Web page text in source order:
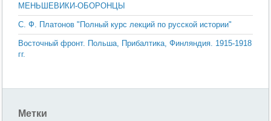
МЕНЬШЕВИКИ-ОБОРОНЦЫ
С. Ф. Платонов "Полный курс лекций по русской истории"
Восточный фронт. Польша, Прибалтика, Финляндия. 1915-1918
гг.
Метки